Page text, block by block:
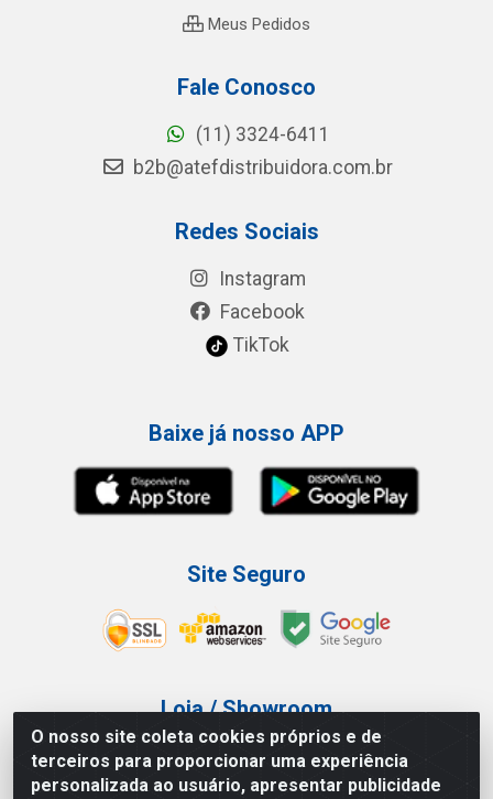
O nosso site coleta cookies próprios e de
terceiros para proporcionar uma experiência
personalizada ao usuário, apresentar publicidade
Meus Pedidos
Fale Conosco
(11) 3324-6411
b2b@atefdistribuidora.com.br
Redes Sociais
Instagram
Facebook
TikTok
Baixe já nosso APP
Site Seguro
Loja / Showroom
Tel.: (11) 3227-0546
Av Vautier, 587/597 - Pari - São Paulo/SP